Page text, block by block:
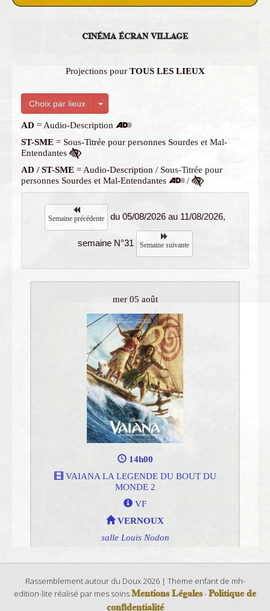
CINÉMA ÉCRAN VILLAGE
Rassemblement autour du Doux 2026 | Theme enfant de mh-
edition-lite réalisé par mes soinsMentions Légales-Politique de
confidentialité